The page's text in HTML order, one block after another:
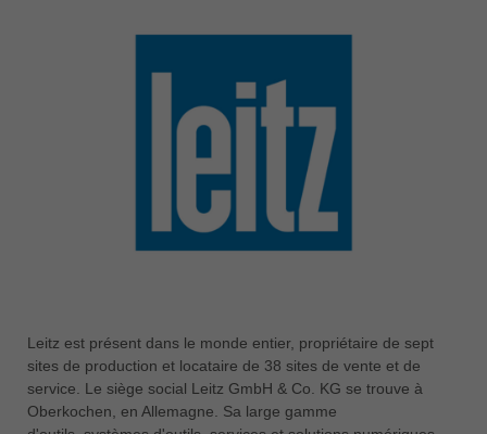
Leitz est présent dans le monde entier, propriétaire de sept
sites de production et locataire de 38 sites de vente et de
service. Le siège social Leitz GmbH & Co. KG se trouve à
Oberkochen, en Allemagne. Sa large gamme